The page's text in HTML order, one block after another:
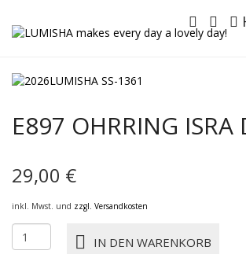
E897 OHRRING ISRA
29,00 €
inkl. Mwst. und zzgl. Versandkosten
E897
OHRRING
IN DEN WARENKORB